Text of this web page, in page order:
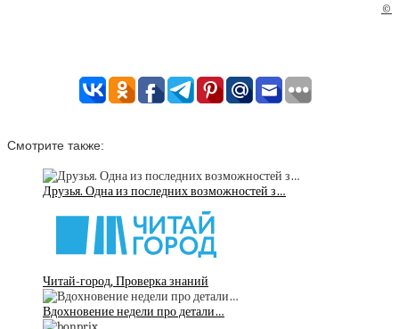
©
Смотрите также:
Друзья. Одна из последних возможностей з…
Читай-город, Проверка знаний
Вдохновение недели про детали…